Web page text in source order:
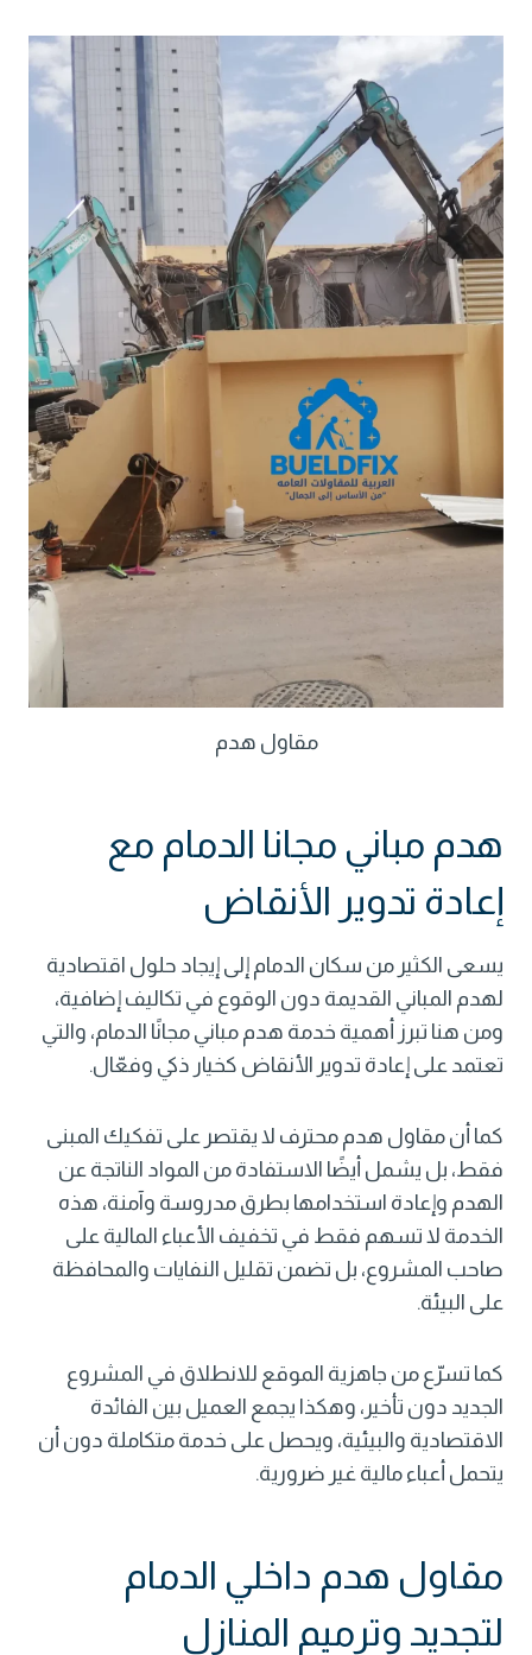
مقاول هدم
هدم مباني مجانا الدمام مع
إعادة تدوير الأنقاض
يسعى الكثير من سكان الدمام إلى إيجاد حلول اقتصادية
لهدم المباني القديمة دون الوقوع في تكاليف إضافية،
ومن هنا تبرز أهمية خدمة هدم مباني مجانًا الدمام، والتي
تعتمد على إعادة تدوير الأنقاض كخيار ذكي وفعّال.
كما أن مقاول هدم محترف لا يقتصر على تفكيك المبنى
فقط، بل يشمل أيضًا الاستفادة من المواد الناتجة عن
الهدم وإعادة استخدامها بطرق مدروسة وآمنة، هذه
الخدمة لا تسهم فقط في تخفيف الأعباء المالية على
صاحب المشروع، بل تضمن تقليل النفايات والمحافظة
على البيئة.
كما تسرّع من جاهزية الموقع للانطلاق في المشروع
الجديد دون تأخير، وهكذا يجمع العميل بين الفائدة
الاقتصادية والبيئية، ويحصل على خدمة متكاملة دون أن
يتحمل أعباء مالية غير ضرورية.
مقاول هدم داخلي الدمام
لتجديد وترميم المنازل